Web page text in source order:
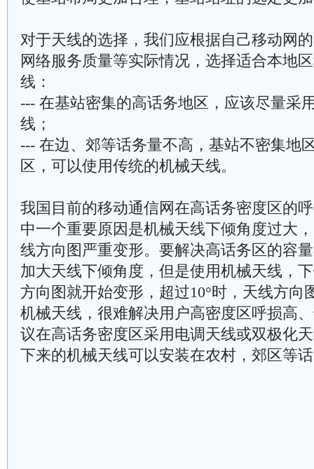
对于天线的选择，我们应根据自己移动网
网络服务质量等实际情况，选择适合本地
线：
--- 在基站密集的高话务地区，应该尽量采
线；
--- 在边、郊等话务量不高，基站不密集地
区，可以使用传统的机械天线。
我国目前的移动通信网在高话务密度区的
中一个重要原因是机械天线下倾角度过大
线方向图严重变形。要解决高话务区的容
加大天线下倾角度，但是使用机械天线，
方向图就开始变形，超过10°时，天线方向
机械天线，很难解决用户高密度区呼损高
议在高话务密度区采用电调天线或双极化
下来的机械天线可以安装在农村，郊区等